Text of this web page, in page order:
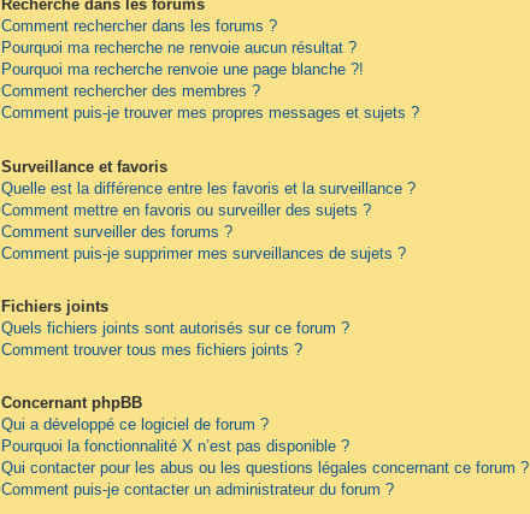
Recherche dans les forums
Comment rechercher dans les forums ?
Pourquoi ma recherche ne renvoie aucun résultat ?
Pourquoi ma recherche renvoie une page blanche ?!
Comment rechercher des membres ?
Comment puis-je trouver mes propres messages et sujets ?
Surveillance et favoris
Quelle est la différence entre les favoris et la surveillance ?
Comment mettre en favoris ou surveiller des sujets ?
Comment surveiller des forums ?
Comment puis-je supprimer mes surveillances de sujets ?
Fichiers joints
Quels fichiers joints sont autorisés sur ce forum ?
Comment trouver tous mes fichiers joints ?
Concernant phpBB
Qui a développé ce logiciel de forum ?
Pourquoi la fonctionnalité X n’est pas disponible ?
Qui contacter pour les abus ou les questions légales concernant ce forum ?
Comment puis-je contacter un administrateur du forum ?